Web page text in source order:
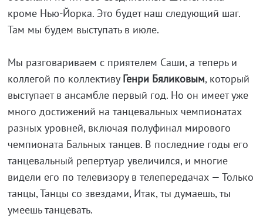
кроме Нью-Йорка. Это будет наш следующий шаг.
Там мы будем выступать в июле.
Мы разговариваем с приятелем Саши, а теперь и
коллегой по коллективу Генри Бяликовым, который
выступает в ансамбле первый год. Но он имеет уже
много достижений на танцевальных чемпионатах
разных уровней, включая полуфинал мирового
чемпионата Бальных танцев. В последние годы его
танцевальный репертуар увеличился, и многие
видели его по телевизору в телепередачах — Только
танцы, Танцы со звездами, Итак, ты думаешь, ты
умеешь танцевать.